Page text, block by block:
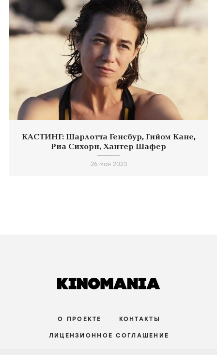
КАСТИНГ: Шарлотта Генсбур, Гийом Кане,
Риа Сихорн, Хантер Шафер
26 мая 2023
О ПРОЕКТЕ КОНТАКТЫ
ЛИЦЕНЗИОННОЕ СОГЛАШЕНИЕ